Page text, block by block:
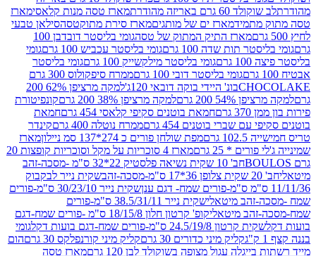
60 גרם באריזה מהודרת
מארז טסה מנות קלאסי מארז
מארז ים של מותגיםמארז סירת מתוקטסהסילאן טבעי
מארז התיק המתוק של טסה
גומי בליסטר דובדבן 100
תות שדה 100 גרם
גומי בליסטר עכביש 100 גרם
גומי
גרם
גומי בליסטר מילקשייק 100 גרם
גומי בליסטר
גומי בליסטר דובי 100 גרם
ממרח סיפקולוס 300 גרם
בונ' היידי בוקה דובאי 120ג'
למקה מרציפן 62% 200
200 גרם
למקה מרציפן 38% 200 גרם
קונפיטורת
גרם
חמאת בוטנים סקיפי קלאסי 454 גרם
חמאת
עם שברי בוטנים 454 גרם
ממרח נוטלה 400 גרם
קינדר
גרם
מפת שולחן פורים כ 274*137 סמ ניילון
מארז
* 25 גרם
מארז 4 סוכריות על מקל וסוכריות קופצות 20
חב' 10 שקית נשיאה פלסטיק 22*32 ס"מ -מסכה-זהב
שקית נייר לבקבוק
שקית נייר 30/23/10 ס"מ-פורים
זהב מיטאלי
שקית נייר 38.5/31/11 ס"מ-פורים
מיטאלי
קופ' קרטון חלון 18/15/8 ס"מ -פורים שמח-דגם
שקית קרטון 24.5/19/8 ס"מ-פורים שמח-דגם בועות דקל
גומי
קליק מיני כדורים 30 גרם
קליק מיני קורנפלקס 30 גרם
הום
עגול מצופה בשוקולד לבן 120 גרם
מארז טסה